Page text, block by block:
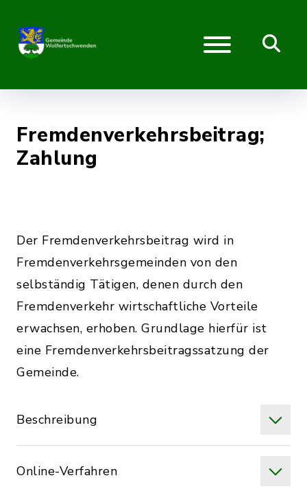
Fremdenverkehrsbeitrag;
Zahlung
Der Fremdenverkehrsbeitrag wird in
Fremdenverkehrsgemeinden von den
selbständig Tätigen, denen durch den
Fremdenverkehr wirtschaftliche Vorteile
erwachsen, erhoben. Grundlage hierfür ist
eine Fremdenverkehrsbeitragssatzung der
Gemeinde.
Beschreibung
Online-Verfahren